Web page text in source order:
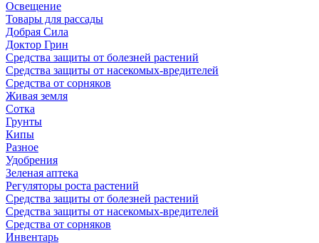
Освещение
Товары для рассады
Добрая Сила
Доктор Грин
Средства защиты от болезней растений
Средства защиты от насекомых-вредителей
Средства от сорняков
Живая земля
Сотка
Грунты
Кипы
Разное
Удобрения
Зеленая аптека
Регуляторы роста растений
Средства защиты от болезней растений
Средства защиты от насекомых-вредителей
Средства от сорняков
Инвентарь